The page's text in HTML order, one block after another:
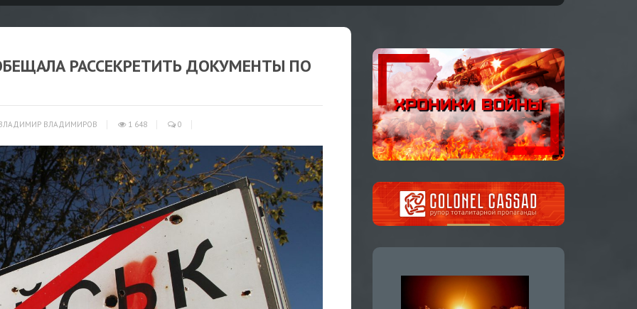
РАССЕКРЕТИТЬ ДОКУМЕНТЫ ПО
ВЛАДИМИРОВ 1 648 0